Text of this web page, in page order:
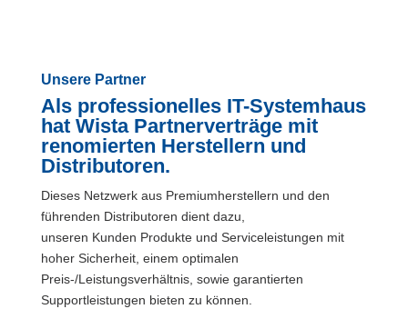
Unsere Partner
Als professionelles IT-Systemhaus
hat Wista Partnerverträge mit
renomierten Herstellern und
Distributoren.
Dieses Netzwerk aus Premiumherstellern und den
führenden Distributoren dient dazu,
unseren Kunden Produkte und Serviceleistungen mit
hoher Sicherheit, einem optimalen
Preis-/Leistungsverhältnis, sowie garantierten
Supportleistungen bieten zu können.